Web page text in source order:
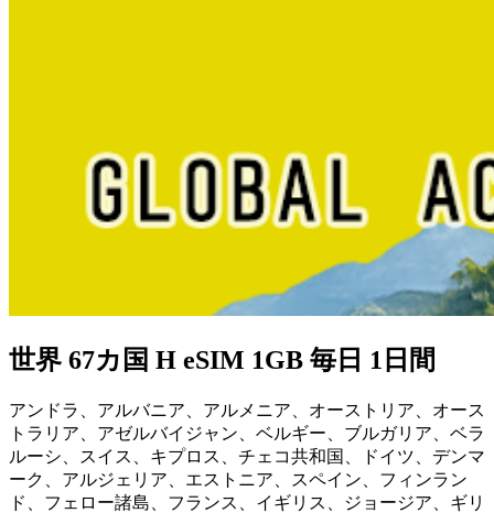
世界 67カ国 H eSIM 1GB 毎日 1日間
アンドラ、アルバニア、アルメニア、オーストリア、オース
トラリア、アゼルバイジャン、ベルギー、ブルガリア、ベラ
ルーシ、スイス、キプロス、チェコ共和国、ドイツ、デンマ
ーク、アルジェリア、エストニア、スペイン、フィンラン
ド、フェロー諸島、フランス、イギリス、ジョージア、ギリ